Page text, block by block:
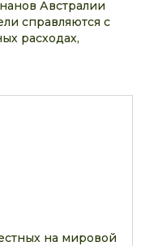
Австралии
справляются с
расходах,
на мировой